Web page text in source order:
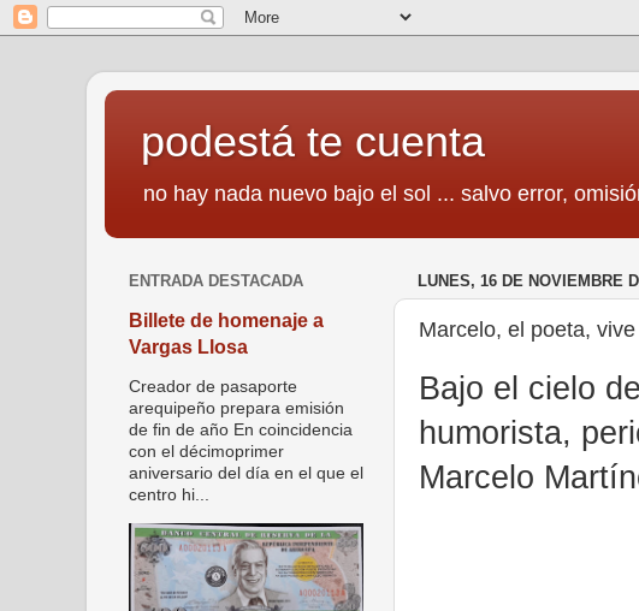
podestá te cuenta
no hay nada nuevo bajo el sol ... salvo error,
LUNES, 16 DE NOVIEMBRE
Marcelo, el poeta,
Bajo el cielo
humorista,
Marcelo
ENTRADA DESTACADA
Billete de homenaje a
Vargas Llosa
Creador de pasaporte
arequipeño prepara emisión
de fin de año En coincidencia
con el décimoprimer
aniversario del día en el que el
centro hi...